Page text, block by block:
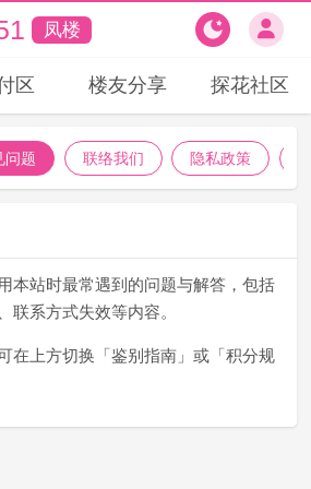
凤楼
区 楼友分享 探花社区
问题 联络我们 隐私政策
本站时最常遇到的问题与解答，包括
联系方式失效等内容。
在上方切换「鉴别指南」或「积分规